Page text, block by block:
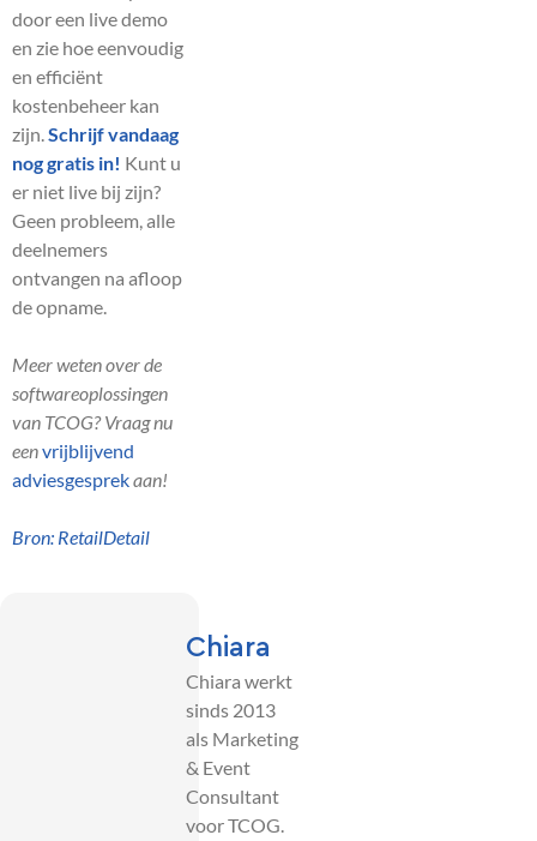
door een live demo
en zie hoe eenvoudig
en efficiënt
kostenbeheer kan
zijn.Schrijf vandaag
nog gratis in! Kunt u
er niet live bij zijn?
Geen probleem, alle
deelnemers
ontvangen na afloop
de opname.
Meer weten over de
softwareoplossingen
van TCOG? Vraag nu
eenvrijblijvend
adviesgesprekaan!
Bron: RetailDetail
Chiara
Chiara werkt
sinds 2013
als Marketing
& Event
Consultant
voor TCOG.